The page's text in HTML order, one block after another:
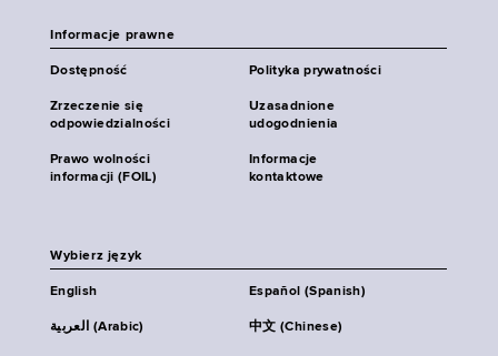
Informacje prawne
Dostępność Polityka prywatności
Zrzeczenie się
odpowiedzialności
Uzasadnione
udogodnienia
Prawo wolności
informacji (FOIL)
Informacje
kontaktowe
Wybierz język
English Español (Spanish)
العربية (Arabic) 中文 (Chinese)